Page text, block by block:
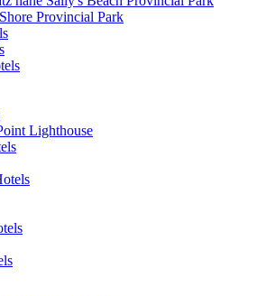
Provincial Park
Lighthouse